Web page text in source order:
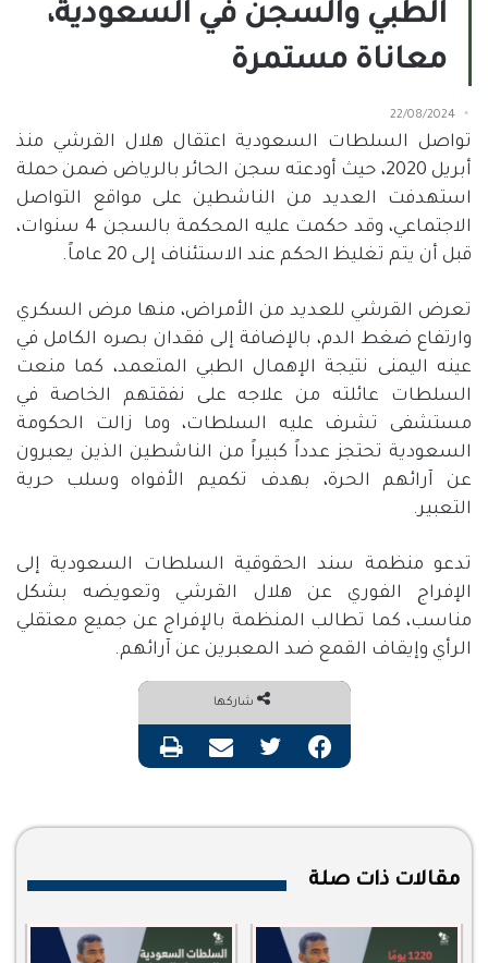
الطبي والسجن في السعودية،
معاناة مستمرة
22/08/2024
تواصل السلطات السعودية اعتقال هلال القرشي منذ
أبريل
، حيث أودعته سجن الحائر بالرياض ضمن حملة
استهدفت العديد من الناشطين على مواقع التواصل
الاجتماعي، وقد حكمت عليه المحكمة بالسجن
سنوات،
قبل أن يتم تغليظ الحكم عند الاستئناف إلى
عاماً.
تعرض القرشي للعديد من الأمراض، منها مرض السكري
وارتفاع ضغط الدم، بالإضافة إلى فقدان بصره الكامل في
عينه اليمنى نتيجة الإهمال الطبي المتعمد، كما منعت
السلطات عائلته من علاجه على نفقتهم الخاصة في
مستشفى تشرف عليه السلطات، وما زالت الحكومة
السعودية تحتجز عدداً كبيراً من الناشطين الذين يعبرون
عن آرائهم الحرة، بهدف تكميم الأفواه وسلب حرية
التعبير.
تدعو منظمة سند الحقوقية السلطات السعودية إلى
الإفراج الفوري عن هلال القرشي وتعويضه بشكل
مناسب، كما تطالب المنظمة بالإفراج عن جميع معتقلي
الرأي وإيقاف القمع ضد المعبرين عن آرائهم.
شاركها
فيسبوك تويتر مشاركة عبر البريد طباعة
مقالات ذات صلة